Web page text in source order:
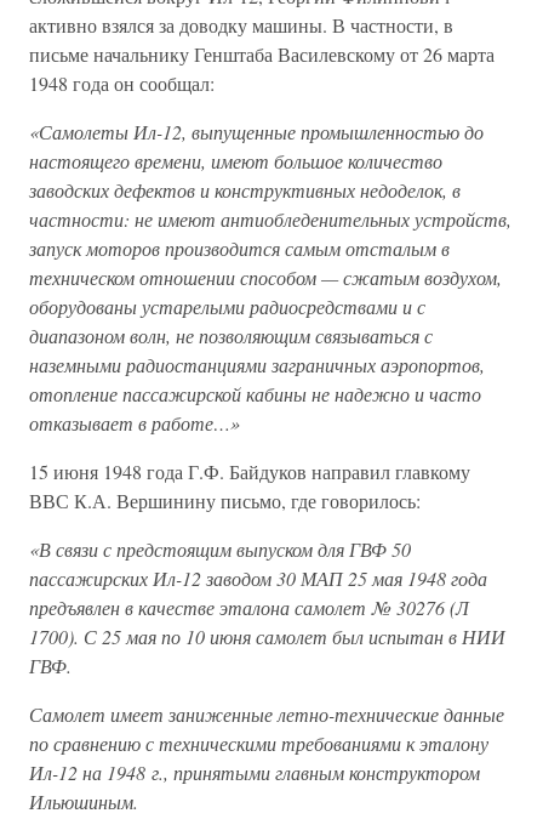
активно взялся за доводку машины. В частности, в
письме начальнику Генштаба Василевскому от 26 марта
1948 года он сообщал:
«Самолеты Ил-12, выпущенные промышленностью до
настоящего времени, имеют большое количество
заводских дефектов и конструктивных недоделок, в
частности: не имеют антиобледенительных устройств,
запуск моторов производится самым отсталым в
техническом отношении способом — сжатым воздухом,
оборудованы устарелыми радиосредствами и с
диапазоном волн, не позволяющим связываться с
наземными радиостанциями заграничных аэропортов,
отопление пассажирской кабины не надежно и часто
отказывает в работе…»
15 июня 1948 года Г.Ф. Байдуков направил главкому
ВВС К.А. Вершинину письмо, где говорилось:
«В связи с предстоящим выпуском для ГВФ 50
пассажирских Ил-12 заводом 30 МАП 25 мая 1948 года
предъявлен в качестве эталона самолет № 30276 (Л
1700). С 25 мая по 10 июня самолет был испытан в НИИ
ГВФ.
Самолет имеет заниженные летно-технические данные
по сравнению с техническими требованиями к эталону
Ил-12 на 1948 г., принятыми главным конструктором
Ильюшиным.